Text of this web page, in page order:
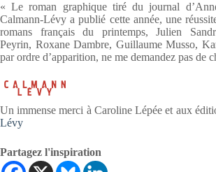
« Le roman graphique tiré du journal
Calmann-Lévy a publié cette année, une
romans français du printemps, Julien
Peyrin, Roxane Dambre, Guillaume Musso,
par ordre d’apparition, ne me demandez pas de
Un immense merci à Caroline Lépée et aux
Lévy
Partagez l'inspiration